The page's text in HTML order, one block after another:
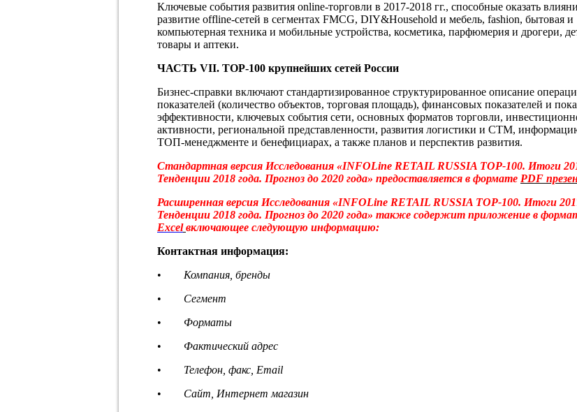
Ключевые события развития online-торговли в 2017-2018 гг., способные оказать
развитие offline-сетей в сегментах FMCG, DIY&Household и мебель, fashion, бытовая и
компьютерная техника и мобильные устройства, косметика, парфюмерия и дрогери,
товары и аптеки.
ЧАСТЬ VII. TOP-100 крупнейших сетей России
Бизнес-справки включают стандартизированное структурированное описание
показателей (количество объектов, торговая площадь), финансовых показателей и
эффективности, ключевых события сети, основных форматов торговли,
активности, региональной представленности, развития логистики и СТМ,
ТОП-менеджменте и бенефициарах, а также планов и перспектив развития.
Стандартная версия Исследования «INFOLine RETAIL RUSSIA TOP-100. Итоги
Тенденции 2018 года. Прогноз до 2020 года» предоставляется в формате PDF
Расширенная версия Исследования «INFOLine RETAIL RUSSIA TOP-100. Итоги
Тенденции 2018 года. Прогноз до 2020 года» также содержит приложение в
Excel включающее следующую информацию:
Контактная информация:
• Компания, бренды
• Сегмент
• Форматы
• Фактический адрес
• Телефон, факс, Email
• Сайт, Интернет магазин